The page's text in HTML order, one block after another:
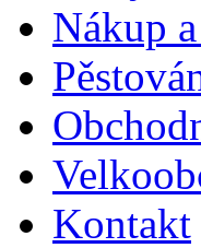
Nákup
Kontakt